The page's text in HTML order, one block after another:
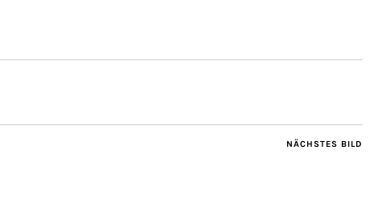
NÄCHSTES BILD